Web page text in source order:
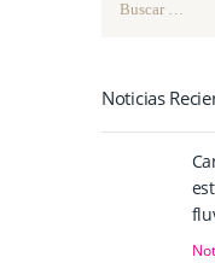
Noticias